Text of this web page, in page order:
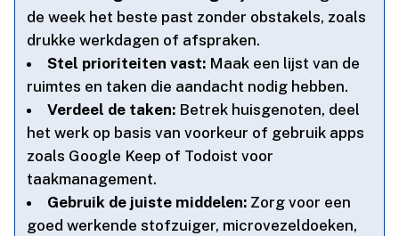
de week het beste past zonder obstakels, zoals
drukke werkdagen of afspraken.​
Stel prioriteiten vast: Maak een lijst van de
ruimtes en taken die aandacht nodig hebben.​
Verdeel de taken: Betrek huisgenoten, deel
het werk op basis van voorkeur of gebruik apps
zoals Google Keep of Todoist voor
taakmanagement.​
Gebruik de juiste middelen: Zorg voor een
goed werkende stofzuiger, microvezeldoeken,